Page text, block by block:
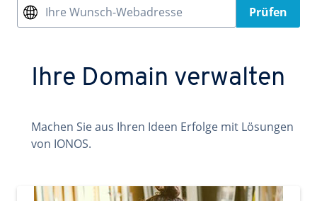
Ihre Wunsch-Webadresse Prüfen
Ihre Domain verwalten
Machen Sie aus Ihren Ideen Erfolge mit Lösungen
von IONOS.